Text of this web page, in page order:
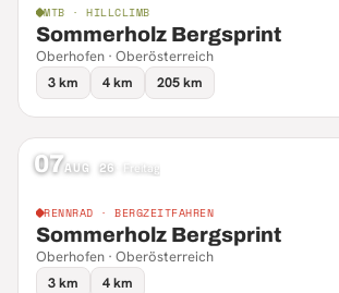
MTB · HILLCLIMB
Sommerholz Bergsprint
Oberhofen · Oberösterreich
3 km
4 km 205 km
07AUG 26 Freitag
RENNRAD · BERGZEITFAHREN
Sommerholz Bergsprint
Oberhofen · Oberösterreich
3 km
4 km